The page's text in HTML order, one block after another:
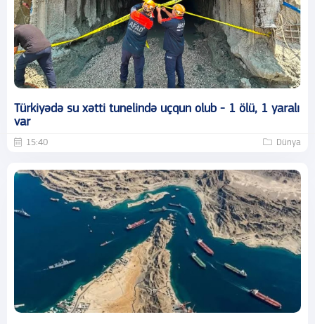
Türkiyədə su xətti tunelində uçqun olub - 1 ölü, 1 yaralı
var
15:40 Dünya